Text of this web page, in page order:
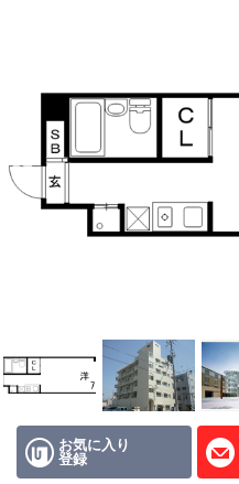
高級賃貸
リノベーション物件
ペット飼育可能
地域から探す
地図から探す
店舗情報·アクセス
お気に入り
登録